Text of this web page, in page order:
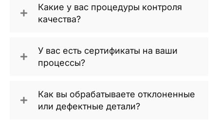
Какие у вас процедуры контроля
качества?
У вас есть сертификаты на ваши
процессы?
Как вы обрабатываете отклоненные
или дефектные детали?